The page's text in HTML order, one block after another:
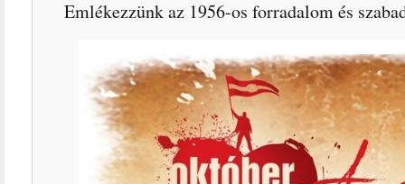
Emlékezzünk az 1956-os forradalom és